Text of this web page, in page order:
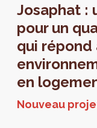
Josaphat :
pour un
qui répond
en
Nouveau